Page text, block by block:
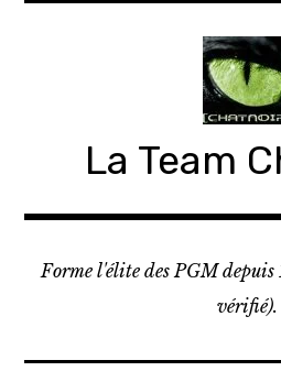
La Team
Forme l'élite des PGM
vérifié).